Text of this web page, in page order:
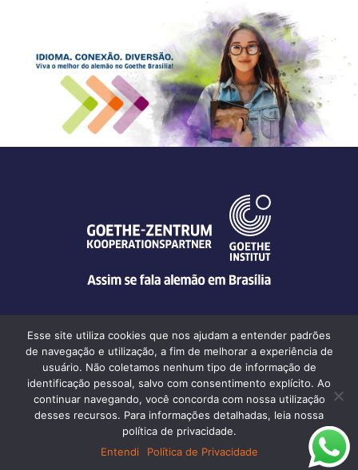
Goethe-Zentrum Brasília | Av. W5 Sul, SEPS-EQS 707/907 Conj. F,
salas 103–137 • CEP 70390-078 Brasília DF • Tel. +55 61 3244
6776
© Goethe-Zentrum Brasília 2026
Esse site utiliza cookies que nos ajudam a entender padrões
de navegação e utilização, a fim de melhorar a experiência de
usuário. Não coletamos nenhum tipo de informação de
identificação pessoal, salvo com consentimento explícito. Ao
continuar navegando, você concorda com nossa utilização
desses recursos. Para informações detalhadas, leia nossa
política de privacidade.
Entendi
Política de Privacidade